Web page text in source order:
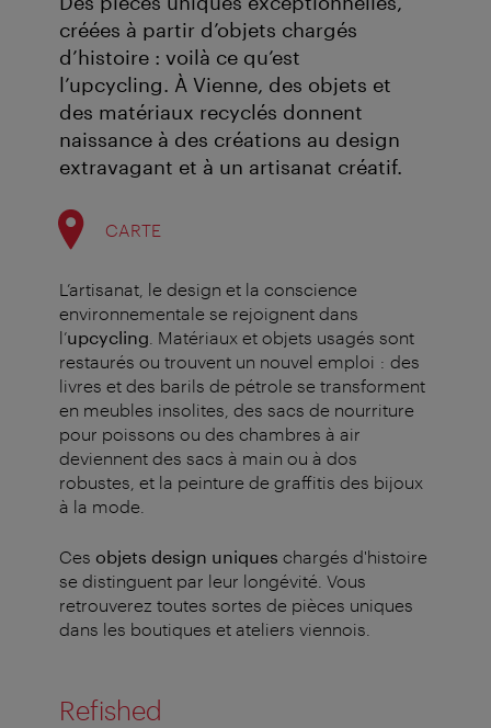
créées à partir d’objets chargés
d’histoire : voilà ce qu’est
l’upcycling. À Vienne, des objets et
des matériaux recyclés donnent
naissance à des créations au design
extravagant et à un artisanat créatif.
CARTE
L’artisanat, le design et la conscience
environnementale se rejoignent dans
l’upcycling Matériaux et objets usagés sont
restaurés ou trouvent un nouvel emploi : des
livres et des barils de pétrole se transforment
en meubles insolites, des sacs de nourriture
pour poissons ou des chambres à air
deviennent des sacs à main ou à dos
robustes, et la peinture de graffitis des bijoux
à la mode.
Ces objets design uniques chargés d'histoire
se distinguent par leur longévité. Vous
retrouverez toutes sortes de pièces uniques
dans les boutiques et ateliers viennois.
Refished